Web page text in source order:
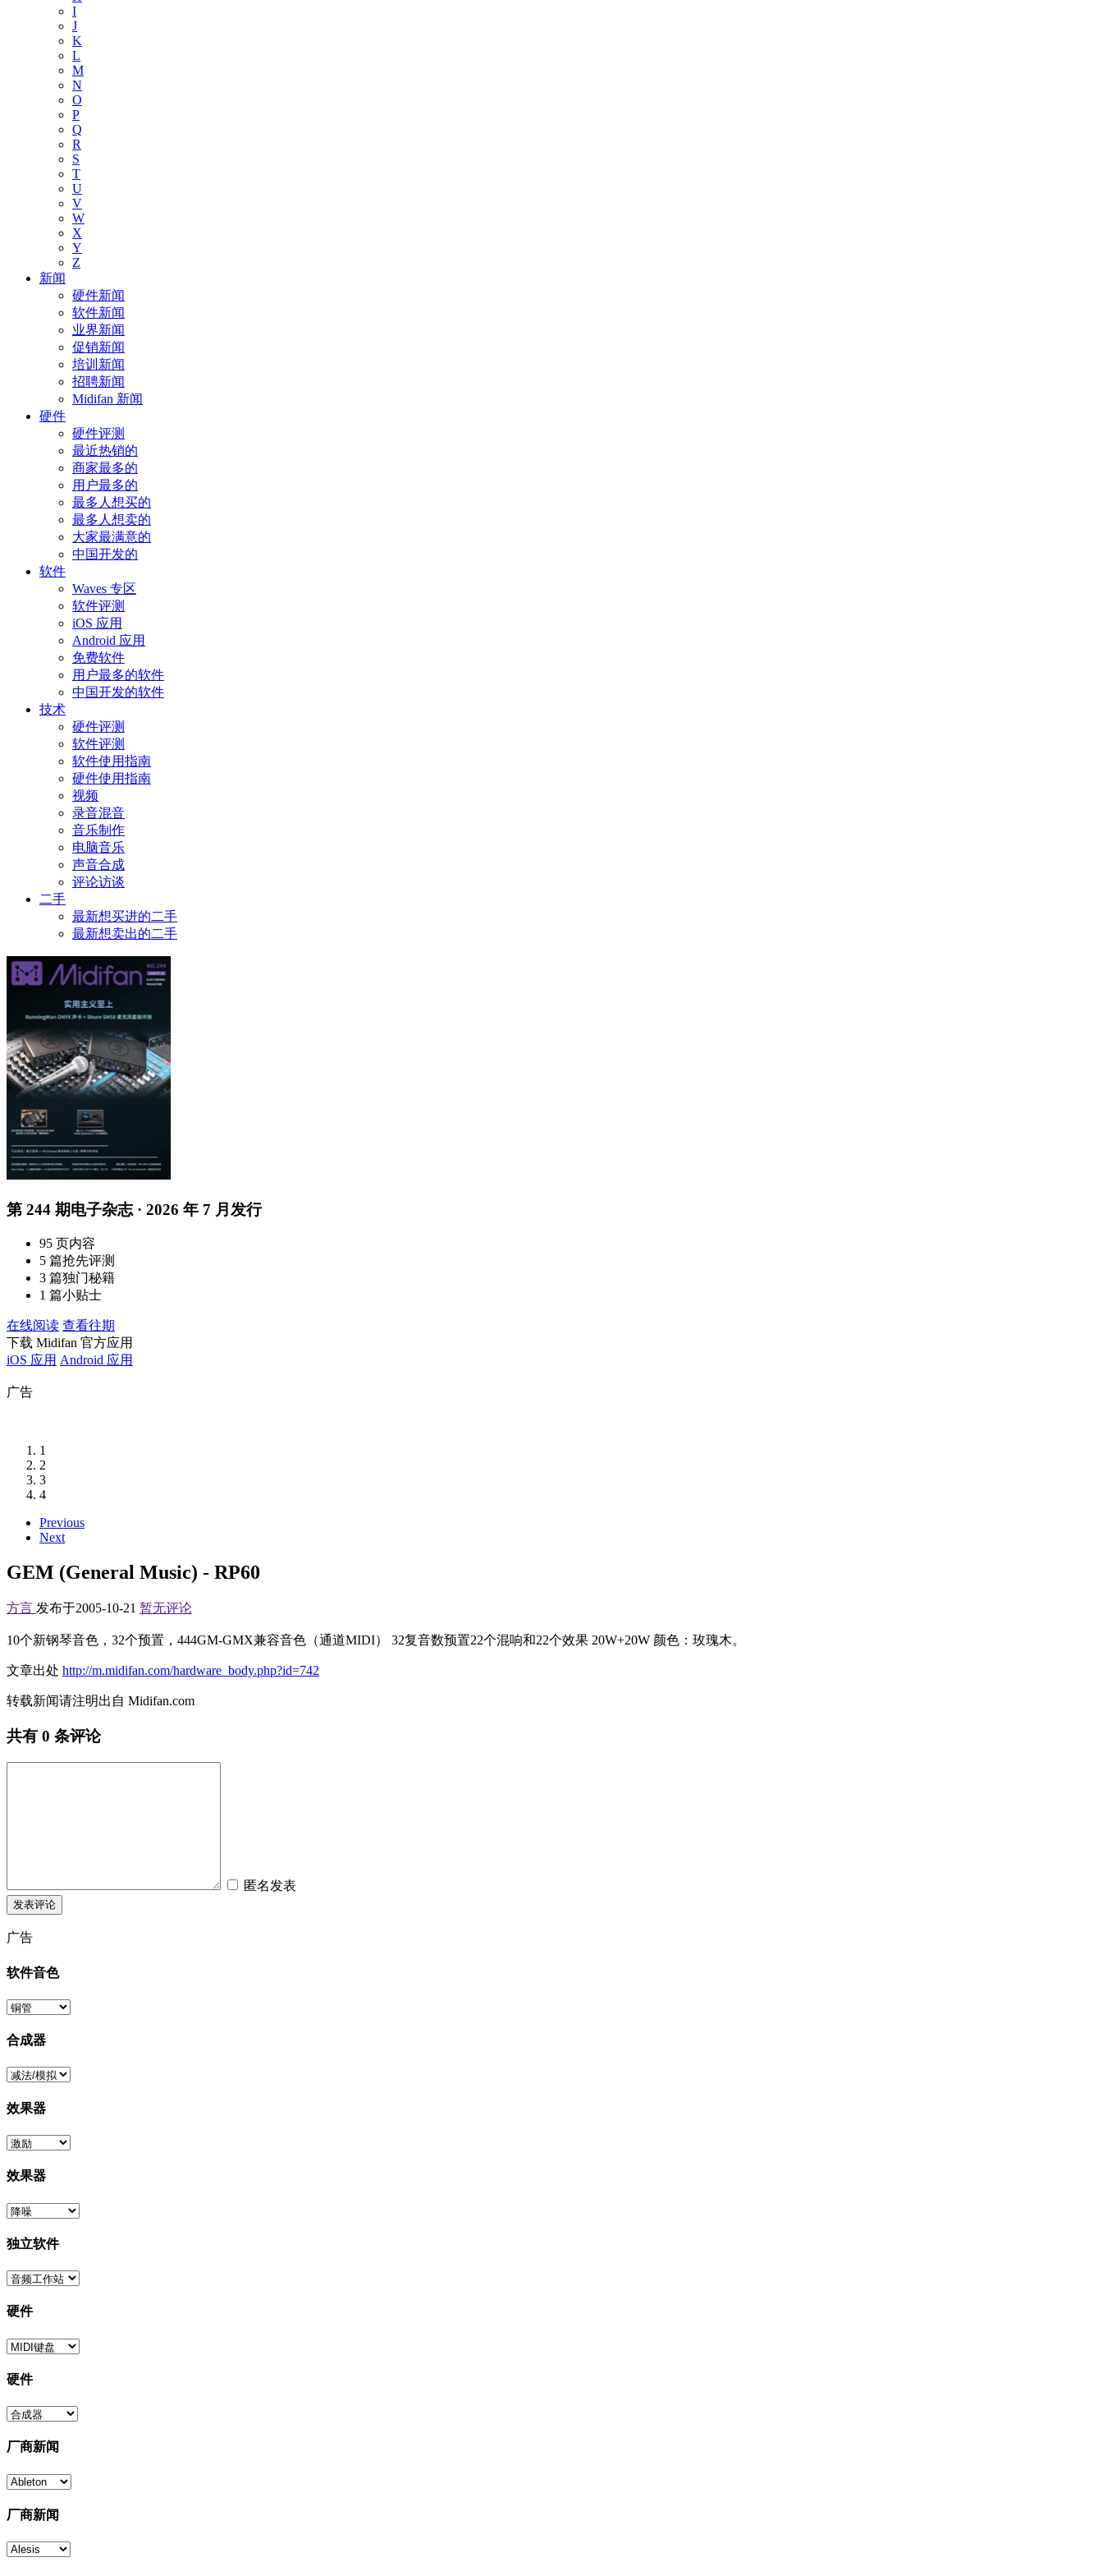
I
J
K
L
M
N
O
P
Q
R
S
T
U
V
W
X
Y
Z
新闻
硬件新闻
软件新闻
业界新闻
促销新闻
培训新闻
招聘新闻
Midifan 新闻
硬件
硬件评测
最近热销的
商家最多的
用户最多的
最多人想买的
最多人想卖的
大家最满意的
中国开发的
软件
Waves 专区
软件评测
iOS 应用
Android 应用
免费软件
用户最多的软件
中国开发的软件
技术
硬件评测
软件评测
软件使用指南
硬件使用指南
视频
录音混音
音乐制作
电脑音乐
声音合成
评论访谈
二手
最新想买进的二手
最新想卖出的二手
第 244 期电子杂志 · 2026 年 7 月发行
95 页内容
5 篇抢先评测
3 篇独门秘籍
1 篇小贴士
在线阅读 查看往期
下载 Midifan 官方应用
iOS 应用 Android 应用
广告
1
2
3
4
Previous
Next
GEM (General Music) - RP60
方言 发布于2005-10-21 暂无评论
10个新钢琴音色，32个预置，444GM-GMX兼容音色（通道MIDI） 32复音数预置22个混响和22个效果 20W+20W 颜色：玫瑰木。
文章出处 http://m.midifan.com/hardware_body.php?id=742
转载新闻请注明出自 Midifan.com
共有 0 条评论
匿名发表
广告
软件音色
合成器
效果器
效果器
独立软件
硬件
硬件
厂商新闻
厂商新闻